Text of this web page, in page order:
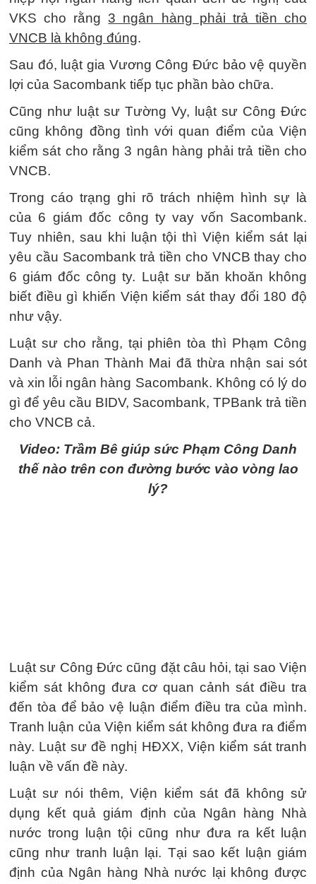
VKS cho rằng3 ngân hàng phải trả tiền cho
VNCB là không đúng.
Sau đó, luật gia Vương Công Đức bảo vệ quyền
lợi của Sacombank tiếp tục phần bào chữa.
Cũng như luật sư Tường Vy, luật sư Công Đức
cũng không đồng tình với quan điểm của Viện
kiểm sát cho rằng 3 ngân hàng phải trả tiền cho
VNCB.
Trong cáo trạng ghi rõ trách nhiệm hình sự là
của 6 giám đốc công ty vay vốn Sacombank.
Tuy nhiên, sau khi luận tội thì Viện kiểm sát lại
yêu cầu Sacombank trả tiền cho VNCB thay cho
6 giám đốc công ty. Luật sư băn khoăn không
biết điều gì khiến Viện kiểm sát thay đổi 180 độ
như vậy.
Luật sư cho rằng, tại phiên tòa thì Phạm Công
Danh và Phan Thành Mai đã thừa nhận sai sót
và xin lỗi ngân hàng Sacombank. Không có lý do
gì để yêu cầu BIDV, Sacombank, TPBank trả tiền
cho VNCB cả.
Video: Trầm Bê giúp sức Phạm Công Danh
thế nào trên con đường bước vào vòng lao
lý?
Luật sư Công Đức cũng đặt câu hỏi, tại sao Viện
kiểm sát không đưa cơ quan cảnh sát điều tra
đến tòa để bảo vệ luận điểm điều tra của mình.
Tranh luận của Viện kiểm sát không đưa ra điểm
này. Luật sư đề nghị HĐXX, Viện kiểm sát tranh
luận về vấn đề này.
Luật sư nói thêm, Viện kiểm sát đã không sử
dụng kết quả giám định của Ngân hàng Nhà
nước trong luận tội cũng như đưa ra kết luận
cũng như tranh luận lại. Tại sao kết luận giám
định của Ngân hàng Nhà nước lại không được